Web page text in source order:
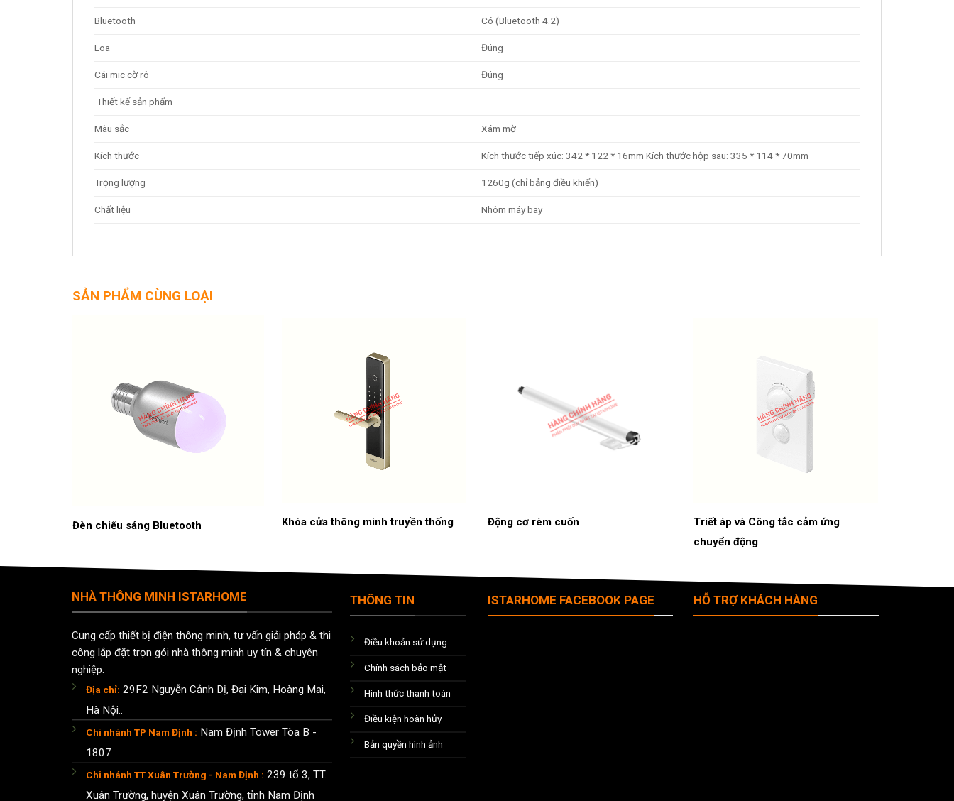
Bluetooth Có (Bluetooth 4.2)
Loa Đúng
Cái mic cờ rô Đúng
Thiết kế sản phẩm
Màu sắc Xám mờ
Kích thước Kích thước tiếp xúc: 342 * 122 * 16mm Kích thước hộp sau: 335 * 114 * 70mm
Trọng lượng 1260g (chỉ bảng điều khiển)
Chất liệu Nhôm máy bay
SẢN PHẨM CÙNG LOẠI
Đèn chiếu sáng Bluetooth Khóa cửa thông minh truyền thống Động cơ rèm cuốn
Triết áp và Công tắc cảm ứng
chuyển động
NHÀ THÔNG MINH ISTARHOME
Cung cấp thiết bị điện thông minh, tư vấn giải pháp & thi
công lắp đặt trọn gói nhà thông minh uy tín & chuyên
nghiệp.
Địa chỉ: 29F2 Nguyễn Cảnh Dị, Đại Kim, Hoàng Mai,
Hà Nội..
Chi nhánh TP Nam Định : Nam Định Tower Tòa B -
1807
Chi nhánh TT Xuân Trường - Nam Định : 239 tổ 3, TT.
Xuân Trường, huyện Xuân Trường, tỉnh Nam Định
THÔNG TIN
Điều khoản sử dụng
Chính sách bảo mật
Hình thức thanh toán
Điều kiện hoàn hủy
Bản quyền hình ảnh
ISTARHOME FACEBOOK PAGE HỖ TRỢ KHÁCH HÀNG